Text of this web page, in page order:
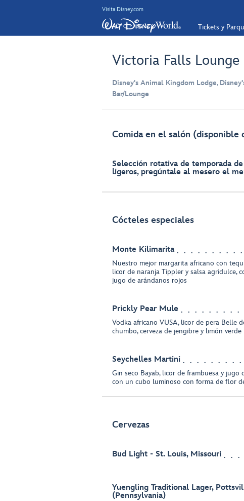
Visita Disney.com
Tickets y
Victoria Falls Lounge
Disney's Animal Kingdom Lodge,
Bar/Lounge
Comida en el salón (disponible
Selección rotativa de temporada
ligeros, pregúntale al mesero el
Cócteles especiales
Monte Kilimarita
Nuestro mejor margarita africano con
licor de naranja Tippler y salsa agridulce,
jugo de arándanos rojos
Prickly Pear Mule
Vodka africano VUSA, licor de pera Belle
chumbo, cerveza de jengibre y limón verde
Seychelles Martini
Gin seco Bayab, licor de frambuesa y jugo
con un cubo luminoso con forma de flor
Cervezas
Bud Light - St. Louis, Missouri
Yuengling Traditional Lager,
(Pennsylvania)